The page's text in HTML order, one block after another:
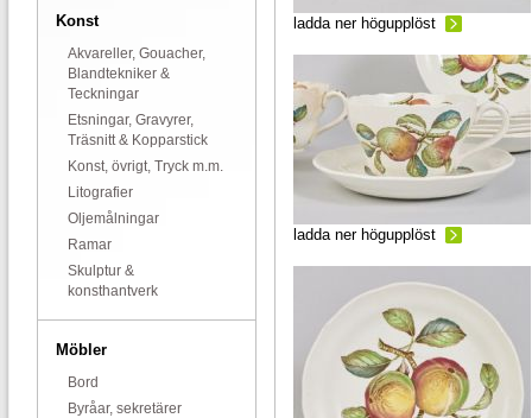
Konst
Akvareller, Gouacher,
Blandtekniker &
Teckningar
Etsningar, Gravyrer,
Träsnitt & Kopparstick
Konst, övrigt, Tryck m.m.
Litografier
Oljemålningar
Ramar
Skulptur &
konsthantverk
Möbler
Bord
Byråar, sekretärer
ladda ner högupplöst
ladda ner högupplöst